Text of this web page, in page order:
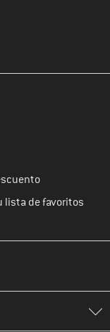
y crea tu
lista de favoritos